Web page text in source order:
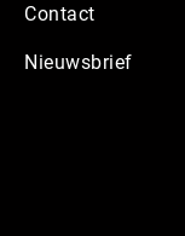
Contact
Nieuwsbrief